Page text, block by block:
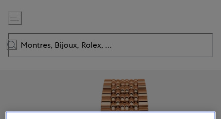
Passer
au
contenu